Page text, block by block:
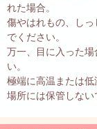
れた場合。
傷やはれもの、し
でください。
万一、目に入った
い。
極端に高温または
場所には保管しない